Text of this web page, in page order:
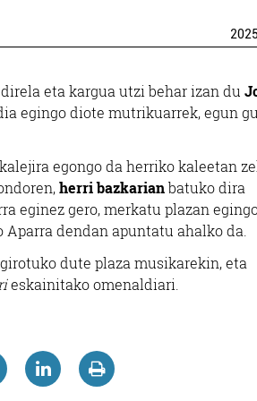
2025
eta kargua utzi behar izan du
egingo diote mutrikuarrek, egun
egongo da herriko kaleetan
herri bazkarianbatuko dira
eginez gero, merkatu plazan
dendan apuntatu ahalko da.
dute plaza musikarekin, eta
eskainitako omenaldiari.